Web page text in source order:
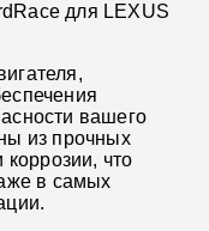
для LEXUS
вашего
из прочных
коррозии, что
в самых